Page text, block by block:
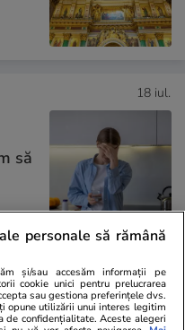
18 iul.
să
14:10
personale să rămână
și/sau accesăm informații pe
cookie unici pentru prelucrarea
sau gestiona preferințele dvs.
opune utilizării unui interes legitim
de confidențialitate. Aceste alegeri